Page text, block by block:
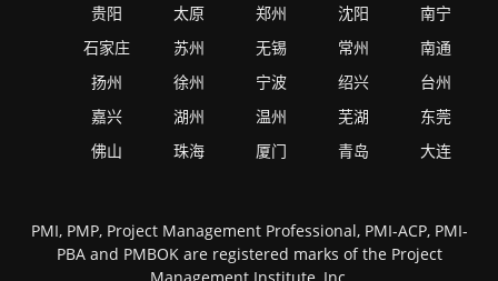
贵阳
太原 郑州 沈阳
南宁
石家庄
苏州 无锡 常州
南通
扬州
徐州 宁波 绍兴
台州
嘉兴
湖州 温州 芜湖
东莞
佛山
珠海 厦门 青岛 大连
PMI, PMP, Project Management Professional, PMI-ACP, PMI-
PBA and PMBOK are registered marks of the Project